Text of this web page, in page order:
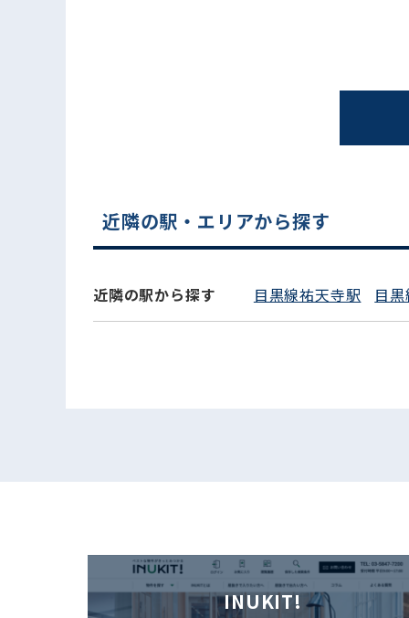
電話でお問い合わせ
近隣の駅・エリアから探す
近隣の駅から探す 目黒線祐天寺駅 目
INUKIT!